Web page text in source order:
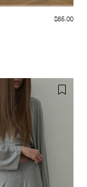
$65.00